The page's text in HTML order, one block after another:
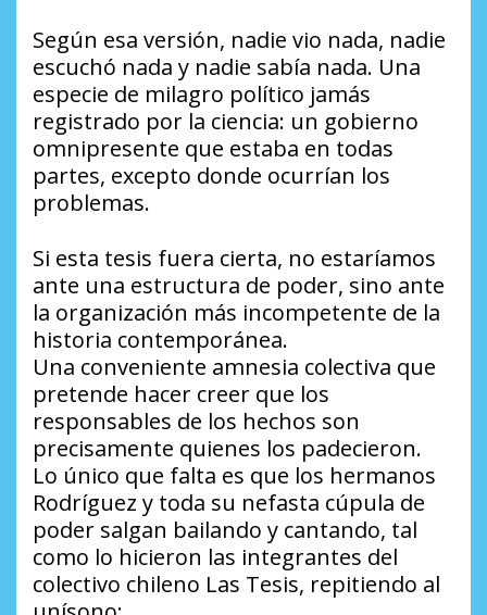
Según esa versión, nadie vio nada, nadie
escuchó nada y nadie sabía nada. Una
especie de milagro político jamás
registrado por la ciencia: un gobierno
omnipresente que estaba en todas
partes, excepto donde ocurrían los
problemas.
Si esta tesis fuera cierta, no estaríamos
ante una estructura de poder, sino ante
la organización más incompetente de la
historia contemporánea.
Una conveniente amnesia colectiva que
pretende hacer creer que los
responsables de los hechos son
precisamente quienes los padecieron.
Lo único que falta es que los hermanos
Rodríguez y toda su nefasta cúpula de
poder salgan bailando y cantando, tal
como lo hicieron las integrantes del
colectivo chileno Las Tesis, repitiendo al